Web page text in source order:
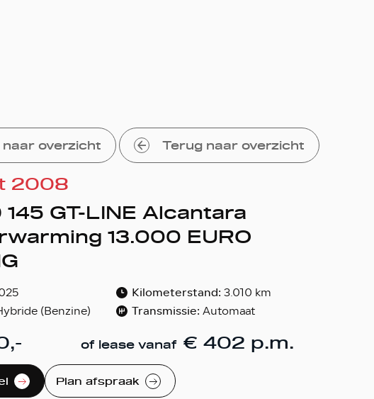
naar overzicht Terug naar overzicht
2008
145 GT-LINE Alcantara
13.000 EURO
Kilometerstand: 3.010 km
(Benzine) Transmissie: Automaat
of lease vanaf € 402 p.m.
Plan afspraak